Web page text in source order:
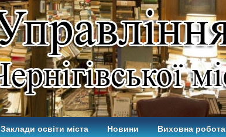
Заклади освіти міста Новини Виховна робота